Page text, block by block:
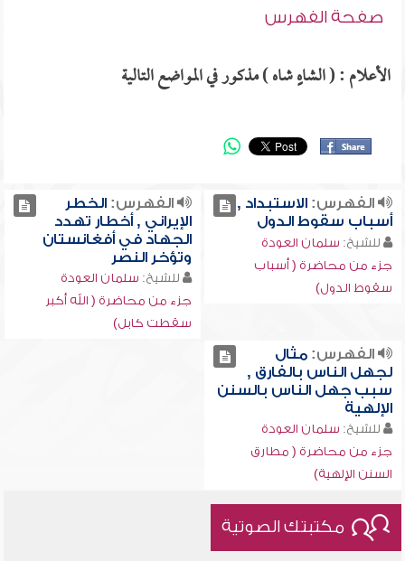
صفحة الفهرس
الأعلام : ( الشاهٍ شاه ) مذكور في المواضع التالية
الفهرس:الاستبداد ,
أسباب سقوط الدول
للشيخ: سلمان العودة
جزء من محاضرة ( أسباب
سقوط الدول)
الفهرس:الخطر
الإيراني , أخطار تهدد
الجهاد في أفغانستان
وتؤخر النصر
للشيخ: سلمان العودة
جزء من محاضرة ( الله أكبر
سقطت كابل)
الفهرس:مثال
لجهل الناس بالفارق ,
سبب جهل الناس بالسنن
الإلهية
للشيخ: سلمان العودة
جزء من محاضرة ( مطارق
السنن الإلهية)
مكتبتك الصوتية